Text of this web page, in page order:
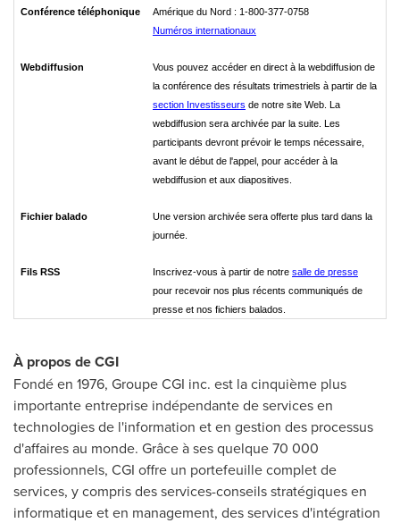
Conférence téléphonique
Amérique du Nord : 1-800-377-0758
Numéros internationaux
Webdiffusion
Vous pouvez accéder en direct à la webdiffusion de
la conférence des résultats trimestriels à partir de la
section Investisseurs de notre site Web. La
webdiffusion sera archivée par la suite. Les
participants devront prévoir le temps nécessaire,
avant le début de l'appel, pour accéder à la
webdiffusion et aux diapositives.
Fichier balado
Une version archivée sera offerte plus tard dans la
journée.
Fils RSS Inscrivez-vous à partir de notre salle de presse
pour recevoir nos plus récents communiqués de
presse et nos fichiers balados.
À propos de CGI
Fondé en 1976, Groupe CGI inc. est la cinquième plus
importante entreprise indépendante de services en
technologies de l'information et en gestion des processus
d'affaires au monde. Grâce à ses quelque 70 000
professionnels, CGI offre un portefeuille complet de
services, y compris des services-conseils stratégiques en
informatique et en management, des services d'intégration